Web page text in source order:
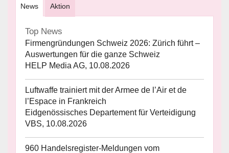
News Aktion
Top News
Firmengründungen Schweiz 2026: Zürich führt –
Auswertungen für die ganze Schweiz
HELP Media AG, 10.08.2026
Luftwaffe trainiert mit der Armee de l’Air et de
l’Espace in Frankreich
Eidgenössisches Departement für Verteidigung
VBS, 10.08.2026
960 Handelsregister-Meldungen vom